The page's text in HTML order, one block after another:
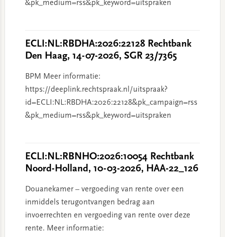
&pk_medium=rss&pk_keyword=uitspraken
ECLI:NL:RBDHA:2026:22128 Rechtbank
Den Haag, 14-07-2026, SGR 23/7365
BPM Meer informatie:
https://deeplink.rechtspraak.nl/uitspraak?
id=ECLI:NL:RBDHA:2026:22128&pk_campaign=rss
&pk_medium=rss&pk_keyword=uitspraken
ECLI:NL:RBNHO:2026:10054 Rechtbank
Noord-Holland, 10-03-2026, HAA-22_126
Douanekamer – vergoeding van rente over een
inmiddels terugontvangen bedrag aan
invoerrechten en vergoeding van rente over deze
rente. Meer informatie: